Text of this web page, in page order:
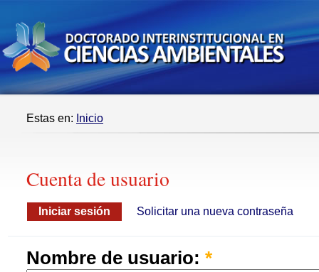
Estas en: Inicio
Cuenta de usuario
Iniciar sesión Solicitar una nueva contraseña
Nombre de usuario: *